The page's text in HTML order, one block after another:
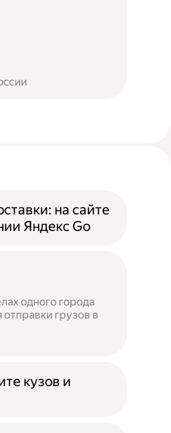
на сайте
Яндекс Go
одного города
грузов в
кузов и